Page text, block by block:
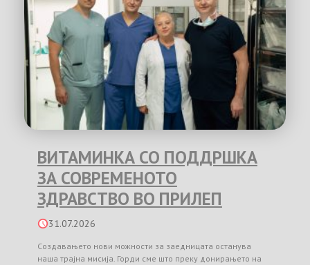
ВИТАМИНКА СО ПОДДРШКА
ЗА СОВРЕМЕНОТО
ЗДРАВСТВО ВО ПРИЛЕП
31.07.2026
Создавањето нови можности за заедницата останува
наша трајна мисија. Горди сме што преку донирањето на